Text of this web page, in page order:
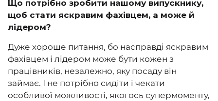
Що потрібно зробити нашому випускнику,
щоб стати яскравим фахівцем, а може й
лідером?
Дуже хороше питання, бо насправді яскравим
фахівцем і лідером може бути кожен з
працівників, незалежно, яку посаду він
займає. І не потрібно сидіти і чекати
особливої можливості, якогось супермоменту,